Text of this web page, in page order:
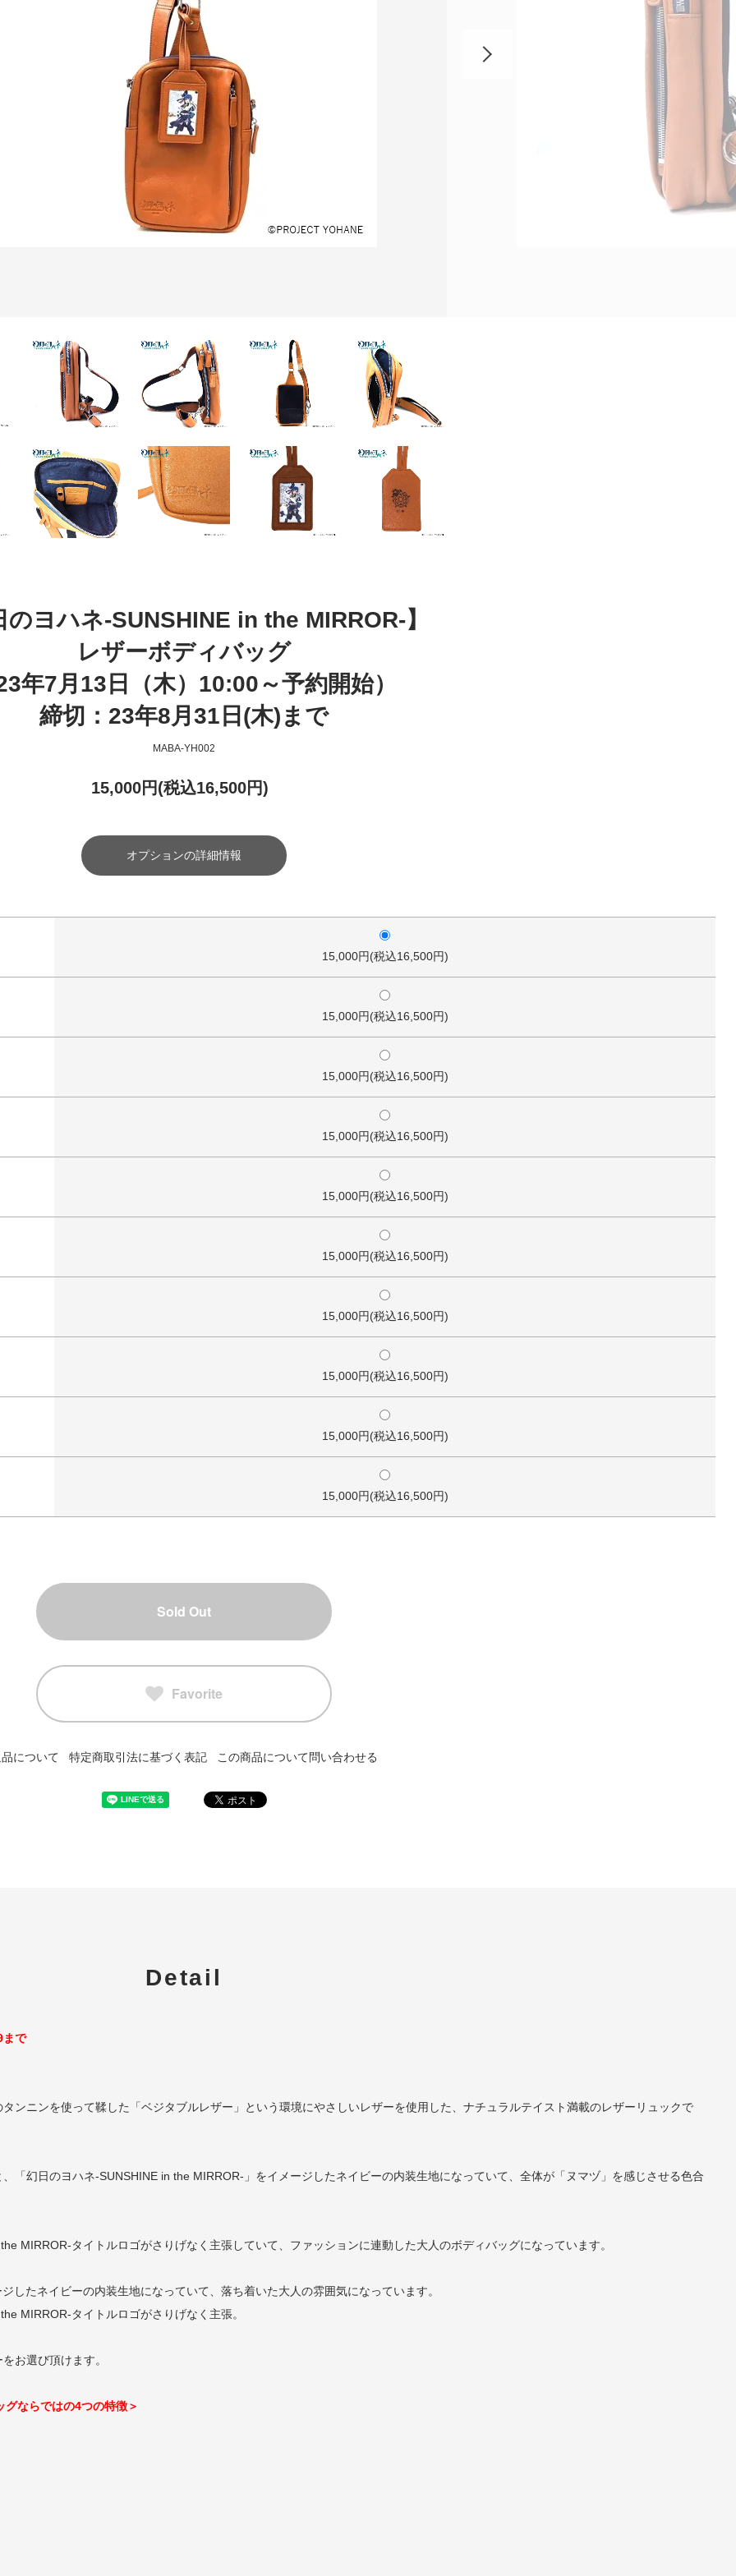
のヨハネ-SUNSHINE in the MIRROR-】
レザーボディバッグ
23年7月13日（木）10:00～予約開始）
締切：23年8月31日(木)まで
MABA-YH002
15,000円(税込16,500円)
オプションの詳細情報
15,000円(税込16,500円)
15,000円(税込16,500円)
15,000円(税込16,500円)
15,000円(税込16,500円)
15,000円(税込16,500円)
15,000円(税込16,500円)
15,000円(税込16,500円)
15,000円(税込16,500円)
15,000円(税込16,500円)
15,000円(税込16,500円)
Sold Out
Favorite
について 特定商取引法に基づく表記 この商品について問い合わせる
Detail
まで
ンニンを使って鞣した「ベジタブルレザー」という環境にやさしいレザーを使用した、ナチュラルテイスト満載のレザーリュックで
「幻日のヨハネ-SUNSHINE in the MIRROR-」をイメージしたネイビーの内装生地になっていて、全体が「ヌマヅ」を感じさせる色合
MIRROR-タイトルロゴがさりげなく主張していて、ファッションに連動した大人のボディバッグになっています。
したネイビーの内装生地になっていて、落ち着いた大人の雰囲気になっています。
MIRROR-タイトルロゴがさりげなく主張。
お選び頂けます。
ならではの4つの特徴＞